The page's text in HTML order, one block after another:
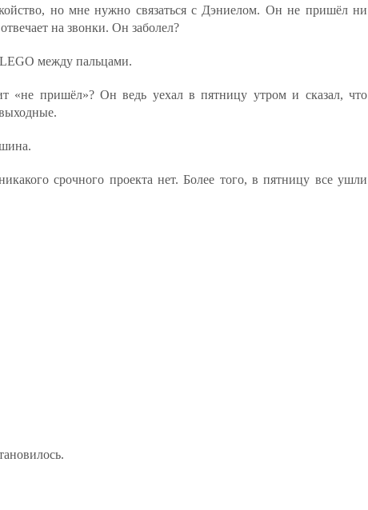
но мне нужно связаться с Дэниелом. Он не пришёл ни
на звонки. Он заболел?
LEGO между пальцами.
«не пришёл»? Он ведь уехал в пятницу утром и сказал, что
срочного проекта нет. Более того, в пятницу все ушли